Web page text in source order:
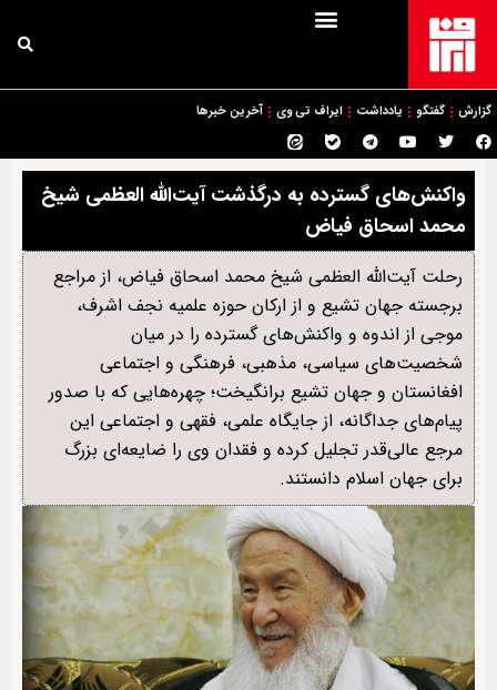
گزارش گفتگو یادداشت ایراف تی وی آخرین خبرها
واکنش‌های گسترده به درگذشت آیت‌الله العظمی شیخ
محمد اسحاق فیاض
رحلت آیت‌الله العظمی شیخ محمد اسحاق فیاض، از مراجع
برجسته جهان تشیع و از ارکان حوزه علمیه نجف اشرف،
موجی از اندوه و واکنش‌های گسترده را در میان
شخصیت‌های سیاسی، مذهبی، فرهنگی و اجتماعی
افغانستان و جهان تشیع برانگیخت؛ چهره‌هایی که با صدور
پیام‌های جداگانه، از جایگاه علمی، فقهی و اجتماعی این
مرجع عالی‌قدر تجلیل کرده و فقدان وی را ضایعه‌ای بزرگ
برای جهان اسلام دانستند.